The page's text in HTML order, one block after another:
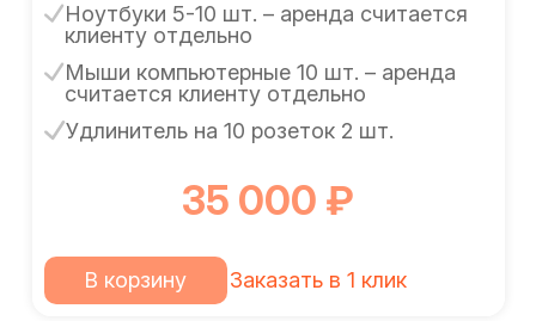
Ноутбуки 5-10 шт. – аренда считается
клиенту отдельно
Мыши компьютерные 10 шт. – аренда
считается клиенту отдельно
Удлинитель на 10 розеток 2 шт.
35 000 ₽
В корзину Заказать в 1 клик